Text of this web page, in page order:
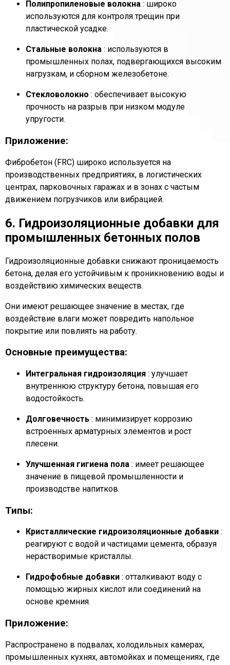
Полипропиленовые волокна : широко
используются для контроля трещин при
пластической усадке.
Стальные волокна : используются в
промышленных полах, подвергающихся высоким
нагрузкам, и сборном железобетоне.
Стекловолокно : обеспечивает высокую
прочность на разрыв при низком модуле
упругости.
Приложение:
Фибробетон (FRC) широко используется на
производственных предприятиях, в логистических
центрах, парковочных гаражах и в зонах с частым
движением погрузчиков или вибрацией.
6. Гидроизоляционные добавки для
промышленных бетонных полов
Гидроизоляционные добавки снижают проницаемость
бетона, делая его устойчивым к проникновению воды и
воздействию химических веществ.
Они имеют решающее значение в местах, где
воздействие влаги может повредить напольное
покрытие или повлиять на работу.
Основные преимущества:
Интегральная гидроизоляция : улучшает
внутреннюю структуру бетона, повышая его
водостойкость.
Долговечность : минимизирует коррозию
встроенных арматурных элементов и рост
плесени.
Улучшенная гигиена пола : имеет решающее
значение в пищевой промышленности и
производстве напитков.
Типы:
Кристаллические гидроизоляционные добавки :
реагируют с водой и частицами цемента, образуя
нерастворимые кристаллы.
Гидрофобные добавки : отталкивают воду с
помощью жирных кислот или соединений на
основе кремния.
Приложение:
Распространено в подвалах, холодильных камерах,
промышленных кухнях, автомойках и помещениях, где